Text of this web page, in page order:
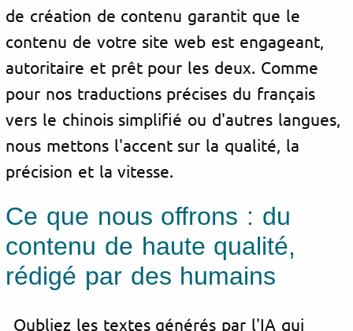
de création de contenu garantit que le
contenu de votre site web est engageant,
autoritaire et prêt pour les deux. Comme
pour nos traductions précises du français
vers le chinois simplifié ou d'autres langues,
nous mettons l'accent sur la qualité, la
précision et la vitesse.
Ce que nous offrons : du
contenu de haute qualité,
rédigé par des humains
Oubliez les textes générés par l'IA qui